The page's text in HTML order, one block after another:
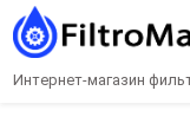
Интернет-магазин